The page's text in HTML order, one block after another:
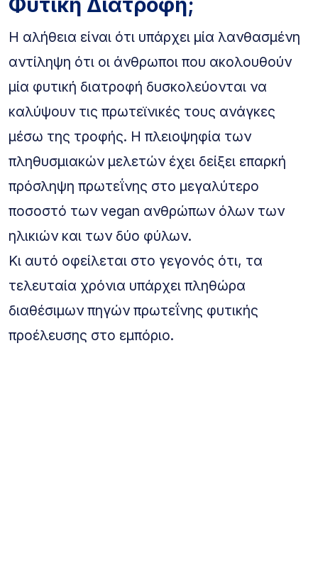
Η αλήθεια είναι ότι υπάρχει μία λανθασμένη
αντίληψη ότι οι άνθρωποι που ακολουθούν
μία φυτική διατροφή δυσκολεύονται να
καλύψουν τις πρωτεϊνικές τους ανάγκες
μέσω της τροφής. Η πλειοψηφία των
πληθυσμιακών μελετών έχει δείξει επαρκή
πρόσληψη πρωτεΐνης στο μεγαλύτερο
ποσοστό των vegan ανθρώπων όλων των
ηλικιών και των δύο φύλων.
Κι αυτό οφείλεται στο γεγονός ότι, τα
τελευταία χρόνια υπάρχει πληθώρα
διαθέσιμων πηγών πρωτεΐνης φυτικής
προέλευσης στο εμπόριο.